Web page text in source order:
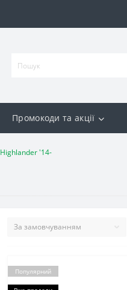
Промокоди та акції
Highlander '14-
Популярний